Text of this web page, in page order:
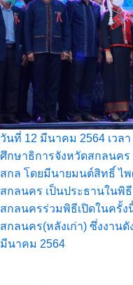
วันที่ 12 มีนาคม 2564 เวล
ศึกษาธิการจังหวัดสกลนคร
สกล โดยมีนายมนต์สิทธิ์ ไ
สกลนคร เป็นประธานในพิ
สกลนครร่วมพิธีเปิดในครั้
สกลนคร(หลังเก่า) ซึ่งงาน
มีนาคม 2564